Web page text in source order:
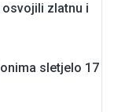
osvojili zlatnu i
sletjelo 17